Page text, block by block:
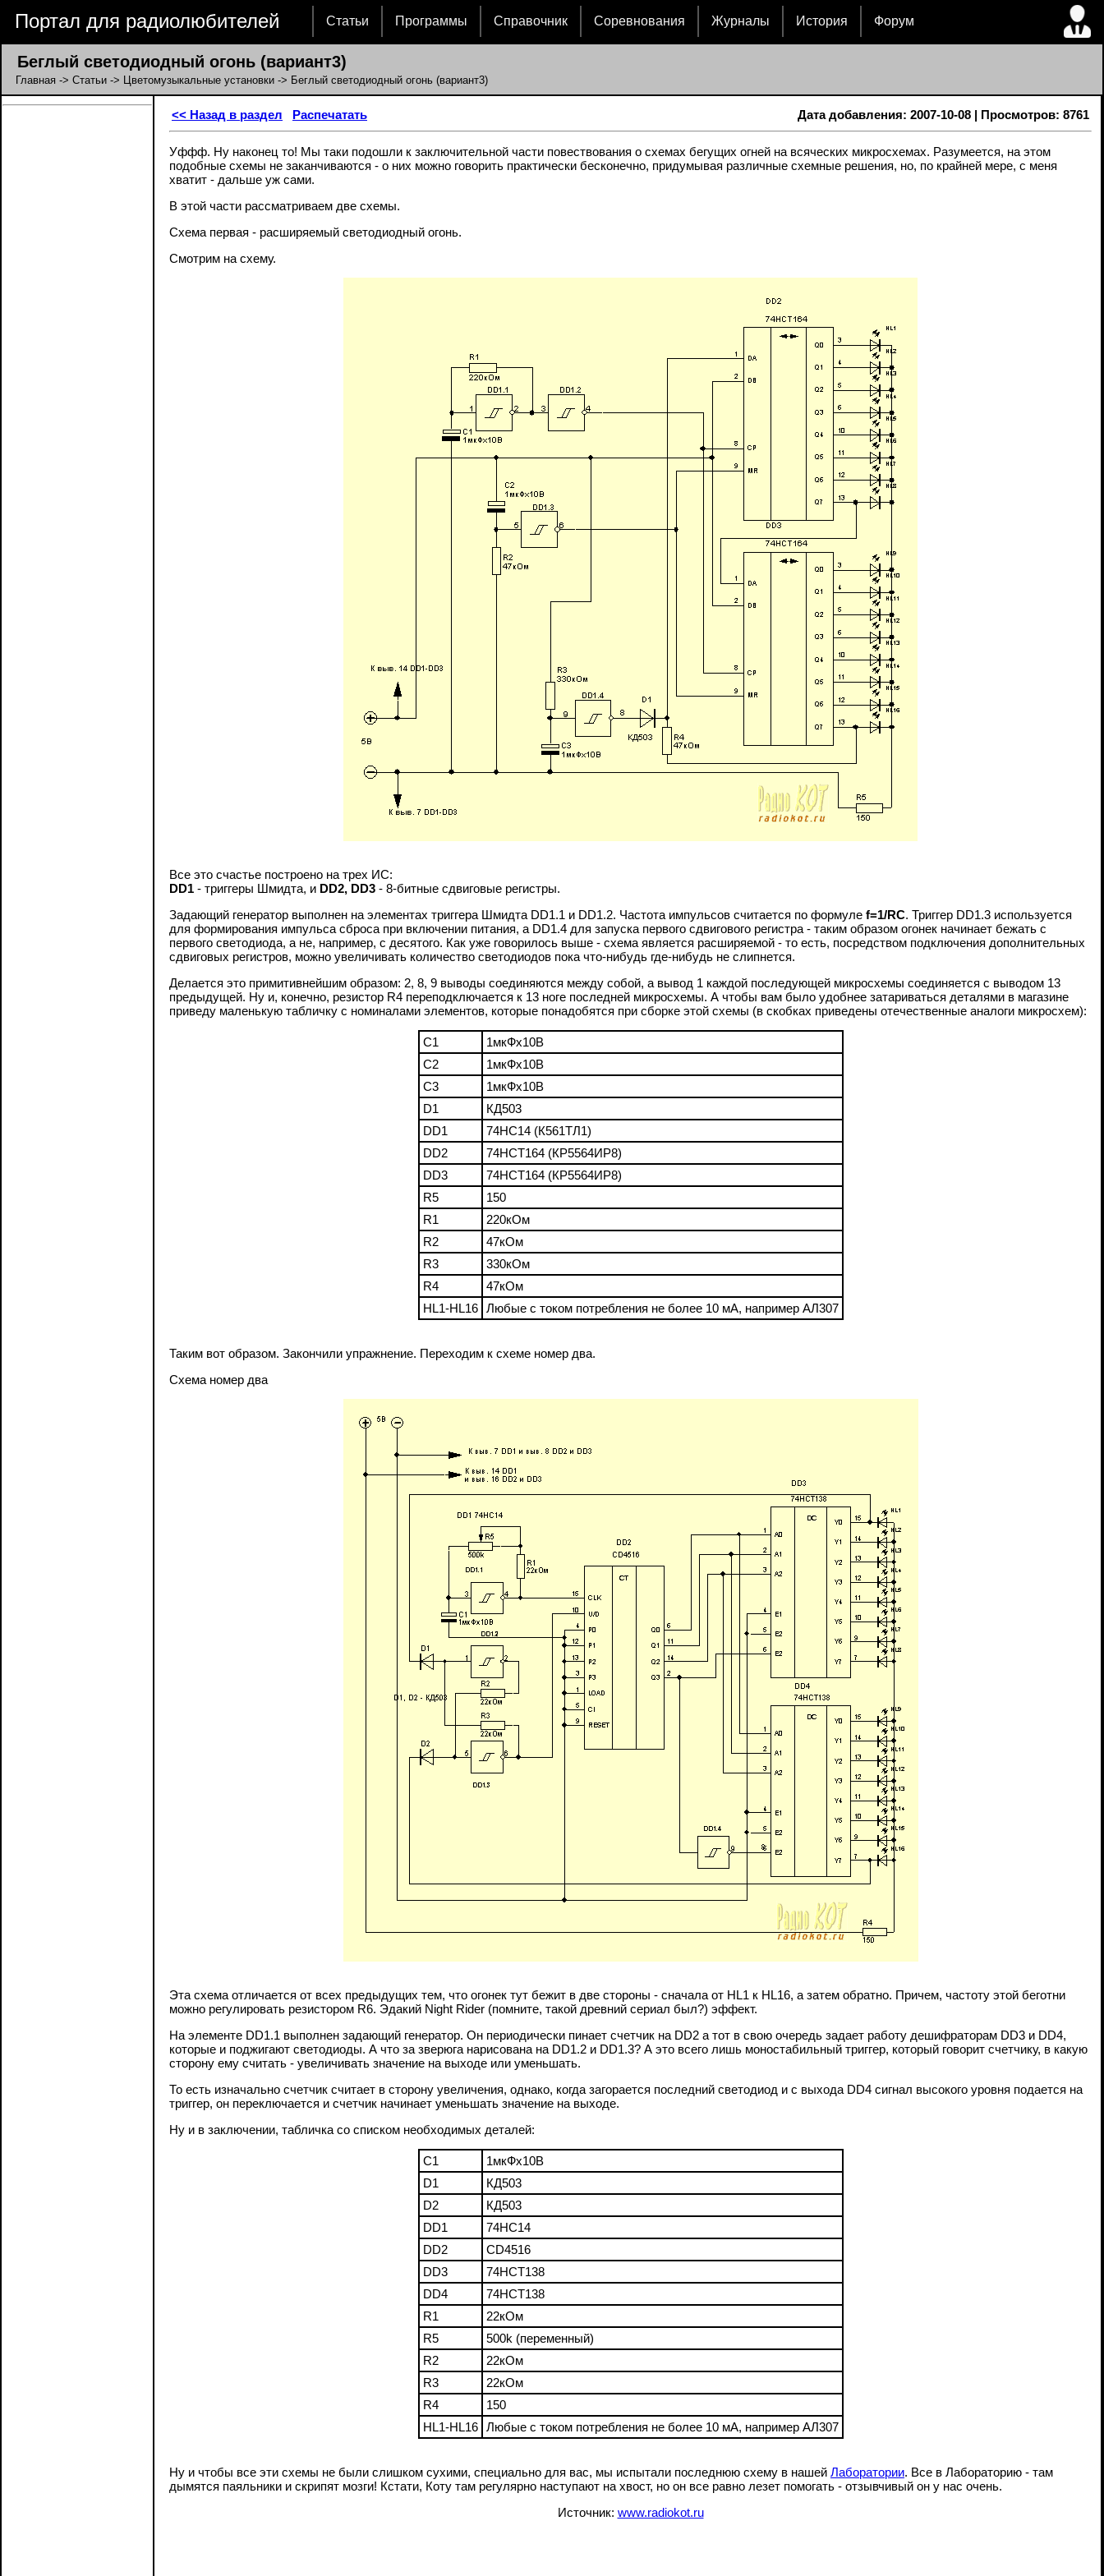
Портал для радиолюбителей Статьи Программы Справочник Соревнования Журналы История Форум
Беглый светодиодный огонь (вариант3)
Главная -> Статьи -> Цветомузыкальные установки -> Беглый светодиодный огонь (вариант3)
<< Назад в раздел Распечатать Дата добавления: 2007-10-08 | Просмотров: 8761
Уффф. Ну наконец то! Мы таки подошли к заключительной части повествования о схемах бегущих огней на всяческих микросхемах. Разумеется, на этом
подобные схемы не заканчиваются - о них можно говорить практически бесконечно, придумывая различные схемные решения, но, по крайней мере, с меня
хватит - дальше уж сами.
В этой части рассматриваем две схемы.
Схема первая - расширяемый светодиодный огонь.
Смотрим на схему.
Все это счастье построено на трех ИС:
DD1 - триггеры Шмидта, и DD2, DD3 - 8-битные сдвиговые регистры.
Задающий генератор выполнен на элементах триггера Шмидта DD1.1 и DD1.2. Частота импульсов считается по формуле f=1/RC. Триггер DD1.3 используется
для формирования импульса сброса при включении питания, а DD1.4 для запуска первого сдвигового регистра - таким образом огонек начинает бежать с
первого светодиода, а не, например, с десятого. Как уже говорилось выше - схема является расширяемой - то есть, посредством подключения дополнительных
сдвиговых регистров, можно увеличивать количество светодиодов пока что-нибудь где-нибудь не слипнется.
Делается это примитивнейшим образом: 2, 8, 9 выводы соединяются между собой, а вывод 1 каждой последующей микросхемы соединяется с выводом 13
предыдущей. Ну и, конечно, резистор R4 переподключается к 13 ноге последней микросхемы. А чтобы вам было удобнее затариваться деталями в магазине
приведу маленькую табличку с номиналами элементов, которые понадобятся при сборке этой схемы (в скобках приведены отечественные аналоги микросхем):
C1
1мкФх10В
C2
1мкФх10В
C3
1мкФх10В
D1
КД503
DD1
74HC14 (К561ТЛ1)
DD2
74HCT164 (КР5564ИР8)
DD3
74HCT164 (КР5564ИР8)
R5
150
R1
220кОм
R2
47кОм
R3
330кОм
R4
47кОм
HL1-HL16
Любые с током потребления не более 10 мА, например АЛ307
Таким вот образом. Закончили упражнение. Переходим к схеме номер два.
Схема номер два
Эта схема отличается от всех предыдущих тем, что огонек тут бежит в две стороны - сначала от HL1 к HL16, а затем обратно. Причем, частоту этой беготни
можно регулировать резистором R6. Эдакий Night Rider (помните, такой древний сериал был?) эффект.
На элементе DD1.1 выполнен задающий генератор. Он периодически пинает счетчик на DD2 а тот в свою очередь задает работу дешифраторам DD3 и DD4,
которые и поджигают светодиоды. А что за зверюга нарисована на DD1.2 и DD1.3? А это всего лишь моностабильный триггер, который говорит счетчику, в какую
сторону ему считать - увеличивать значение на выходе или уменьшать.
То есть изначально счетчик считает в сторону увеличения, однако, когда загорается последний светодиод и с выхода DD4 сигнал высокого уровня подается на
триггер, он переключается и счетчик начинает уменьшать значение на выходе.
Ну и в заключении, табличка со списком необходимых деталей:
C1
1мкФх10В
D1
КД503
D2
КД503
DD1
74HC14
DD2
CD4516
DD3
74HCT138
DD4
74HCT138
R1
22кОм
R5
500k (переменный)
R2
22кОм
R3
22кОм
R4
150
HL1-HL16
Любые с током потребления не более 10 мА, например АЛ307
Ну и чтобы все эти схемы не были слишком сухими, специально для вас, мы испытали последнюю схему в нашей Лаборатории. Все в Лабораторию - там
дымятся паяльники и скрипят мозги! Кстати, Коту там регулярно наступают на хвост, но он все равно лезет помогать - отзывчивый он у нас очень.
Источник: www.radiokot.ru